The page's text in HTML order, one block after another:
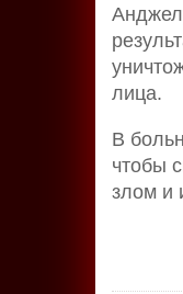
лица.
В
чтобы
злом и